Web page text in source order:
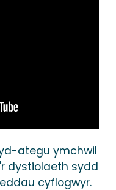
ategu ymchwil
dystiolaeth sydd
cyflogwyr.